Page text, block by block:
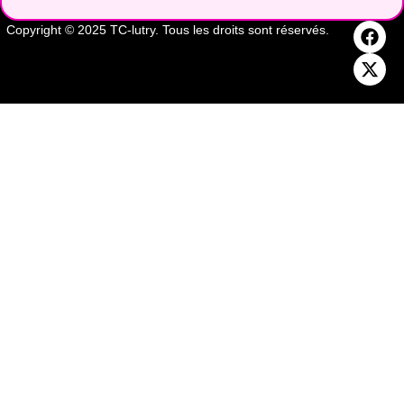
Copyright © 2025 TC-lutry. Tous les droits sont réservés.